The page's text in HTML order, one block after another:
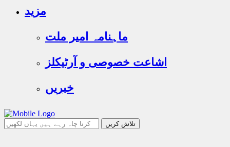
مزید
ماہنامہ امیر ملت
اشاعت خصوصی و آرٹیکلز
خبریں
جو